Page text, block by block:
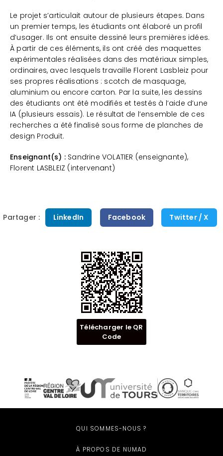
Le projet s’articulait autour de plusieurs étapes. Dans
un premier temps, les étudiants ont élaboré un profil
d’usager. Ils ont ensuite dessiné leurs premières idées.
À partir de ces éléments, ils ont créé des maquettes
expérimentales réalisées dans des matériaux simples,
ordinaires, avec lesquels travaille Florent Lasbleiz pour
ses propres réalisations : scotch de masquage,
aluminium ou encore carton. Par la suite, les dessins
des étudiants ont été modifiés et testés à l’aide d’une
IA (plusieurs essais). Le résultat de l’ensemble de ces
recherches a été finalisé sous forme de planches de
design Produit.
Enseignant(s) : Sandrine VOLATIER (enseignante),
Florent LASBLEIZ (intervenant)
Partager : LinkedIn Facebook Twitter / X
Télécharger le QR
Code
QUI SOMMES-NOUS ?
À PROPOS DE NUMAD